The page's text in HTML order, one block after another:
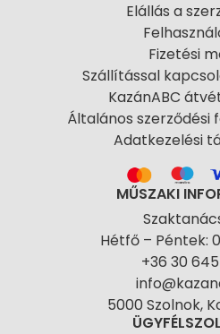
Elállás a
Fizetési
Szállítással
KazánABC
Általános szerződési
Adatkezelési
MŰSZAKI
Hétfő – Péntek:
+36 30
5000 Szolnok,